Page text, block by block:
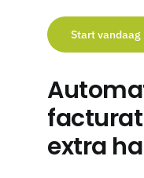
Start
extra